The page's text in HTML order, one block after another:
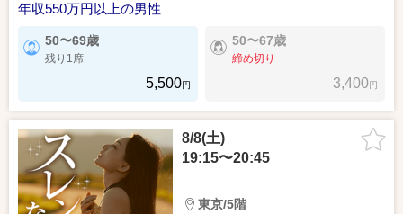
年収550万円以上の男性
50〜69歳
残り1席
5,500円
50〜67歳
締め切り
3,400円
8/8(土)
19:15〜20:45
東京/5階